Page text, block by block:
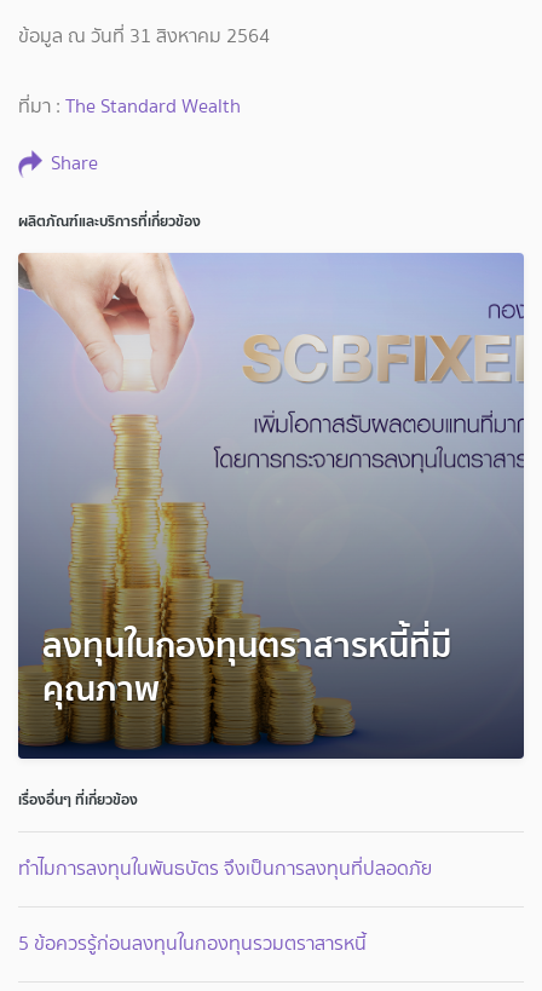
ข้อมูล ณ วันที่ 31 สิงหาคม 2564
ที่มา : The Standard Wealth
Share
ผลิตภัณฑ์และบริการที่เกี่ยวข้อง
ลงทุนในกองทุนตราสารหนี้ที่มี
คุณภาพ
เรื่องอื่นๆ ที่เกี่ยวข้อง
ทำไมการลงทุนในพันธบัตร จึงเป็นการลงทุนที่ปลอดภัย
5 ข้อควรรู้ก่อนลงทุนในกองทุนรวมตราสารหนี้